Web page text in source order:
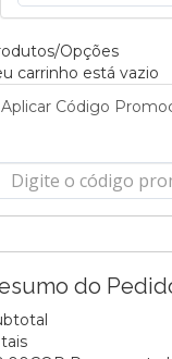
Opções
carrinho está vazio
Aplicar Código
do